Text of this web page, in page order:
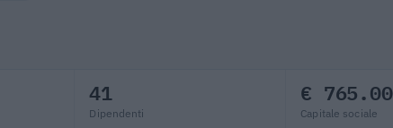
41
Dipendenti
€
Capitale sociale